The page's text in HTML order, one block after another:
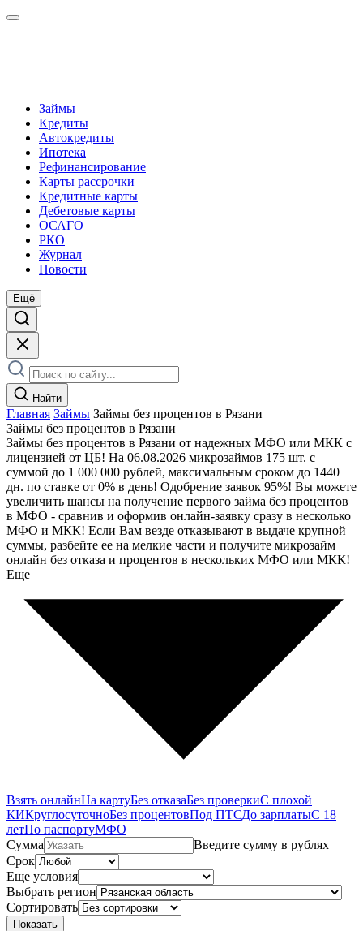
Займы
Кредиты
Автокредиты
Ипотека
Рефинансирование
Карты рассрочки
Кредитные карты
Дебетовые карты
ОСАГО
РКО
Журнал
Новости
Ещё
Найти
Главная Займы Займы без процентов в Рязани
Займы без процентов в Рязани
Займы без процентов в Рязани от надежных МФО или МКК с
лицензией от ЦБ! На 06.08.2026 микрозаймов 175 шт. с
суммой до 1 000 000 рублей, максимальным сроком до 1440
дн. по ставке от 0% в день! Одобрение заявок 95%! Вы можете
увеличить шансы на получение первого займа без процентов
в МФО - сравнив и оформив онлайн-заявку сразу в несколько
МФО и МКК! Если Вам везде отказывают в выдаче крупной
суммы, разбейте ее на мелкие части и получите микрозайм
онлайн без отказа и процентов в нескольких МФО или МКК!
Еще
Взять онлайнНа картуБез отказаБез проверкиС плохой
КИКруглосуточноБез процентовПод ПТСДо зарплатыС 18
летПо паспортуМФО
Сумма
Введите сумму в рублях
Срок
Еще условия
Выбрать регион
Сортировать
Показать